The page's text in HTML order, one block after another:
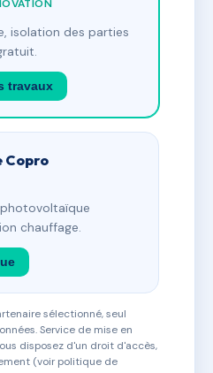
isolation des parties
travaux
Copro
chauffage.
sélectionné, seul
Service de mise en
disposez d'un droit d'accès,
(voir politique de